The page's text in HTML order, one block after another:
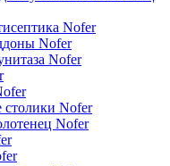
Nofer
Nofer
Nofer
столики Nofer
Nofer